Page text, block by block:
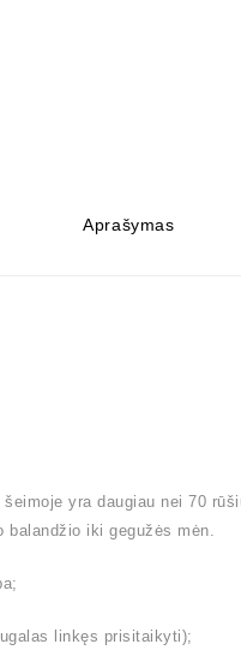
Aprašymas
yra daugiau nei 70
iki gegužės mėn.
linkęs prisitaikyti);